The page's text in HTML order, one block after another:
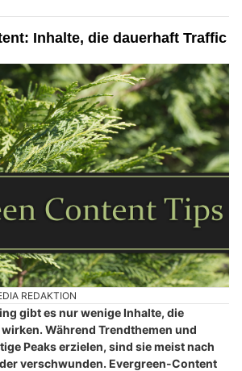
Inhalte, die dauerhaft Traffic
REDAKTION
gibt es nur wenige Inhalte, die
Während Trendthemen und
Peaks erzielen, sind sie meist nach
verschwunden. Evergreen-Content